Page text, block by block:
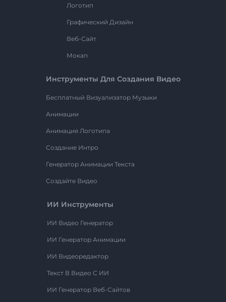
Логотип
Графический Дизайн
Веб-Сайт
Мокап
Инструменты Для Создания Видео
Бесплатный Визуализатор Музыки
Анимации
Анимация Логотипа
Создание Интро
Генератор Анимации Текста
Создайте Видео
ИИ Инструменты
ИИ Видео Генератор
ИИ Генератор Анимации
ИИ Видеоредактор
Текст В Видео С ИИ
ИИ Генератор Веб-Сайтов